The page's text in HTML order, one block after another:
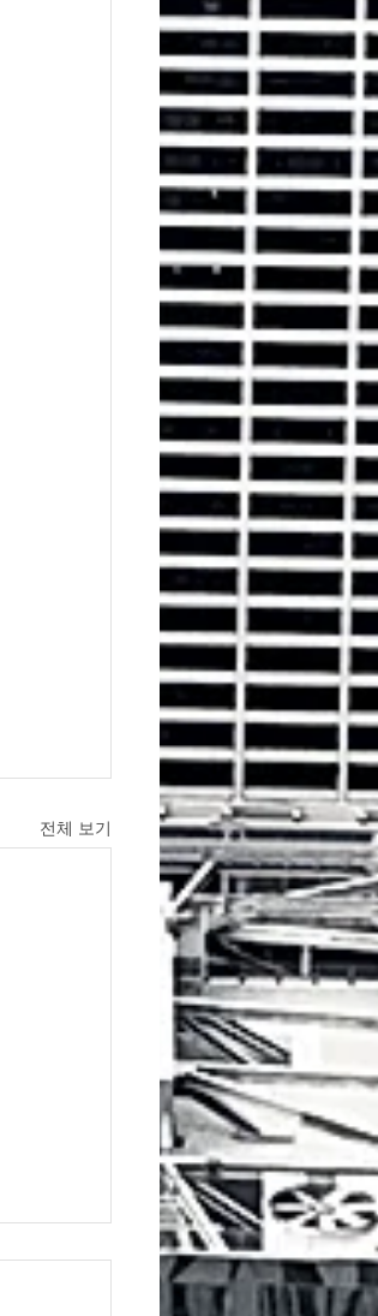
전체 보기